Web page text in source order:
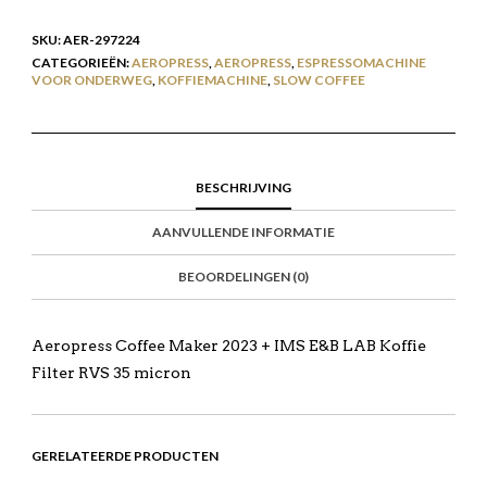
SKU:AER-297224
CATEGORIEËN:AEROPRESS,AEROPRESS, ESPRESSOMACHINE
VOOR ONDERWEG, KOFFIEMACHINE, SLOW COFFEE
BESCHRIJVING
AANVULLENDE INFORMATIE
BEOORDELINGEN (0)
Aeropress Coffee Maker 2023 + IMS E&B LAB Koffie
Filter RVS 35 micron
GERELATEERDE PRODUCTEN